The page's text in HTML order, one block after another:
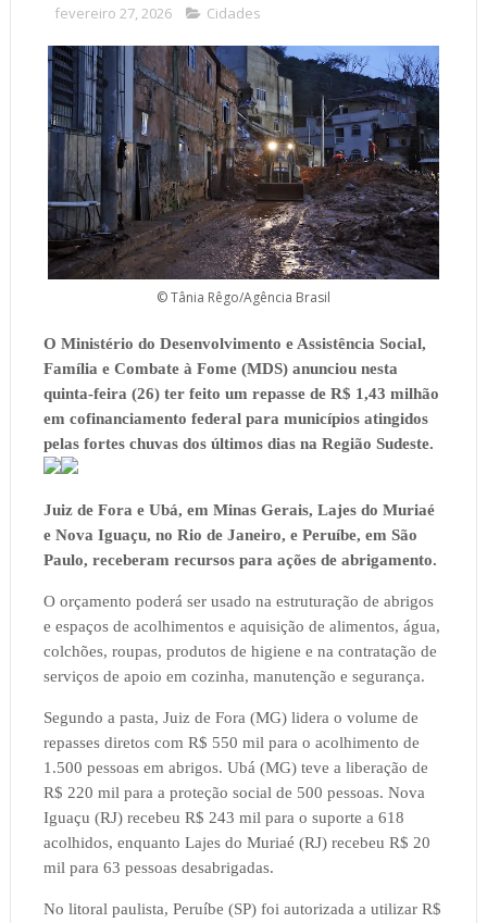
fevereiro 27, 2026 Cidades
© Tânia Rêgo/Agência Brasil
O Ministério do Desenvolvimento e Assistência Social,
Família e Combate à Fome (MDS) anunciou nesta
quinta-feira (26) ter feito um repasse de R$ 1,43 milhão
em cofinanciamento federal para municípios atingidos
pelas fortes chuvas dos últimos dias na Região Sudeste.
Juiz de Fora e Ubá, em Minas Gerais, Lajes do Muriaé
e Nova Iguaçu, no Rio de Janeiro, e Peruíbe, em São
Paulo, receberam recursos para ações de abrigamento.
O orçamento poderá ser usado na estruturação de abrigos
e espaços de acolhimentos e aquisição de alimentos, água,
colchões, roupas, produtos de higiene e na contratação de
serviços de apoio em cozinha, manutenção e segurança.
Segundo a pasta, Juiz de Fora (MG) lidera o volume de
repasses diretos com R$ 550 mil para o acolhimento de
1.500 pessoas em abrigos. Ubá (MG) teve a liberação de
R$ 220 mil para a proteção social de 500 pessoas. Nova
Iguaçu (RJ) recebeu R$ 243 mil para o suporte a 618
acolhidos, enquanto Lajes do Muriaé (RJ) recebeu R$ 20
mil para 63 pessoas desabrigadas.
No litoral paulista, Peruíbe (SP) foi autorizada a utilizar R$